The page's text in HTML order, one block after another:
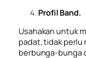
Profil Band.
Usahakan untuk
padat, tidak perlu
berbunga-bunga